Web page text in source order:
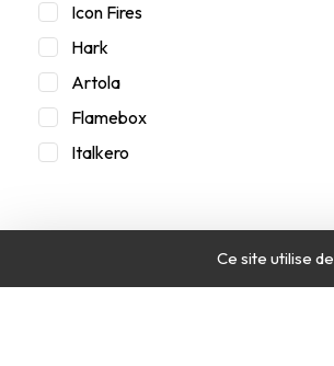
Icon Fires
Hark
Artola
Flamebox
Italkero
Ce site utilise